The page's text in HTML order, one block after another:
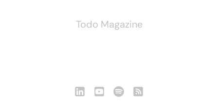
Todo Magazine